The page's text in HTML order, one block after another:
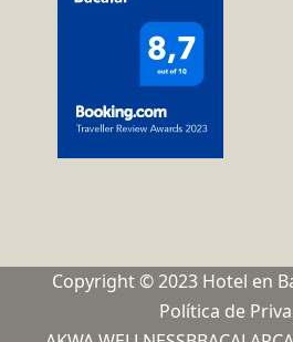
Copyright © 2023 Hotel en
Política de